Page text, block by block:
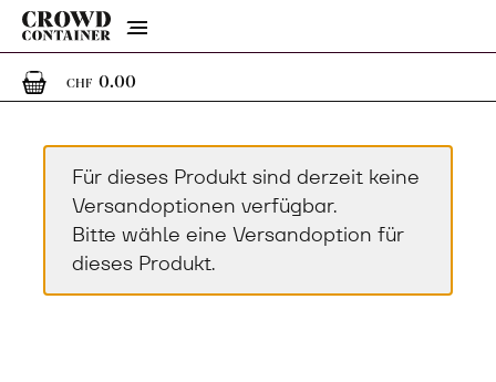
Menu
CHF 0.000 Artikel im Warenkorb
Für dieses Produkt sind derzeit keine
Versandoptionen verfügbar.
Bitte wähle eine Versandoption für
dieses Produkt.